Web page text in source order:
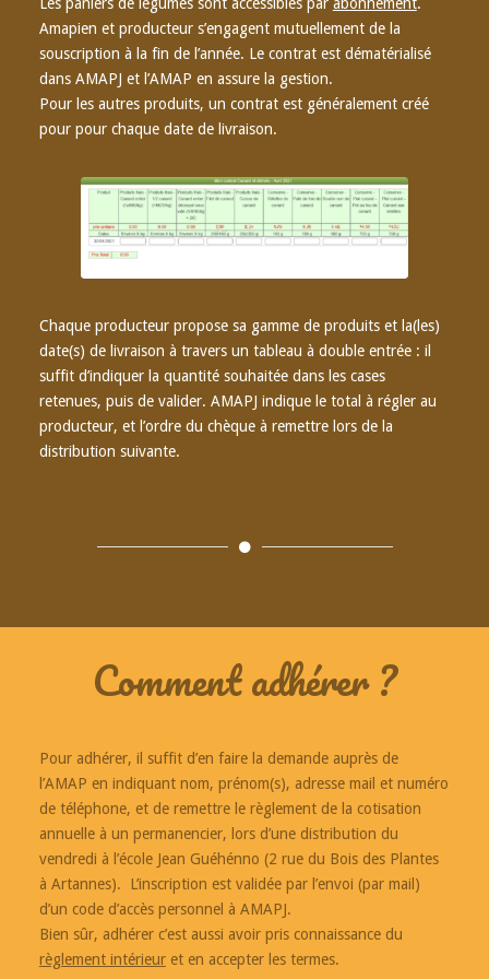
Les paniers de légumes sont accessibles par abonnement.
Amapien et producteur s’engagent mutuellement de la
souscription à la fin de l’année. Le contrat est dématérialisé
dans AMAPJ et l’AMAP en assure la gestion.
Pour les autres produits, un contrat est généralement créé
pour pour chaque date de livraison.
Voir l’exemple
Chaque producteur propose sa gamme de produits et la(les)
date(s) de livraison à travers un tableau à double entrée : il
suffit d’indiquer la quantité souhaitée dans les cases
retenues, puis de valider. AMAPJ indique le total à régler au
producteur, et l’ordre du chèque à remettre lors de la
distribution suivante.
Comment adhérer ?
Pour adhérer, il suffit d’en faire la demande auprès de
l’AMAP en indiquant nom, prénom(s), adresse mail et numéro
de téléphone, et de remettre le règlement de la cotisation
annuelle à un permanencier, lors d’une distribution du
vendredi à l’école Jean Guéhénno (2 rue du Bois des Plantes
à Artannes). L’inscription est validée par l’envoi (par mail)
d’un code d’accès personnel à AMAPJ.
Bien sûr, adhérer c’est aussi avoir pris connaissance du
règlement intérieuret en accepter les termes.